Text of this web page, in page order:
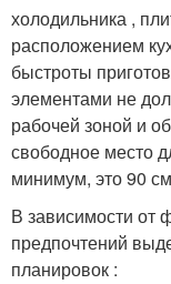
холодильника ,
расположением
быстроты
элементами не
рабочей зоной и
свободное место
минимум, это 90
В зависимости от
предпочтений
планировок :